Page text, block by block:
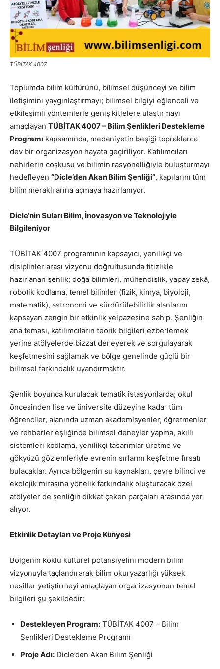
TÜBİTAK 4007
Toplumda bilim kültürünü, bilimsel düşünceyi ve bilim
iletişimini yaygınlaştırmayı; bilimsel bilgiyi eğlenceli ve
etkileşimli yöntemlerle geniş kitlelere ulaştırmayı
amaçlayan TÜBİTAK 4007 – Bilim Şenlikleri Destekleme
Programı kapsamında, medeniyetin beşiği topraklarda
dev bir organizasyon hayata geçiriliyor. Katılımcıları
nehirlerin coşkusu ve bilimin rasyonelliğiyle buluşturmayı
hedefleyen “Dicle’den Akan Bilim Şenliği”, kapılarını tüm
bilim meraklılarına açmaya hazırlanıyor.
Dicle’nin Suları Bilim, İnovasyon ve Teknolojiyle
Bilgileniyor
TÜBİTAK 4007 programının kapsayıcı, yenilikçi ve
disiplinler arası vizyonu doğrultusunda titizlikle
hazırlanan şenlik; doğa bilimleri, mühendislik, yapay zekâ,
robotik kodlama, temel bilimler (fizik, kimya, biyoloji,
matematik), astronomi ve sürdürülebilirlik alanlarını
kapsayan zengin bir etkinlik yelpazesine sahip. Şenliğin
ana teması, katılımcıların teorik bilgileri ezberlemek
yerine atölyelerde bizzat deneyerek ve sorgulayarak
keşfetmesini sağlamak ve bölge genelinde güçlü bir
bilimsel farkındalık uyandırmaktır.
Şenlik boyunca kurulacak tematik istasyonlarda; okul
öncesinden lise ve üniversite düzeyine kadar tüm
öğrenciler, alanında uzman akademisyenler, öğretmenler
ve rehberler eşliğinde bilimsel deneyler yapma, akıllı
sistemleri kodlama, yenilikçi tasarımlar üretme ve
gökyüzü gözlemleriyle evrenin sırlarını keşfetme fırsatı
bulacaklar. Ayrıca bölgenin su kaynakları, çevre bilinci ve
ekolojik mirasına yönelik farkındalık oluşturacak özel
atölyeler de şenliğin dikkat çeken parçaları arasında yer
alıyor.
Etkinlik Detayları ve Proje Künyesi
Bölgenin köklü kültürel potansiyelini modern bilim
vizyonuyla taçlandırarak bilim okuryazarlığı yüksek
nesiller yetiştirmeyi amaçlayan organizasyonun temel
bilgileri şu şekildedir:
Destekleyen Program: TÜBİTAK 4007 – Bilim
Şenlikleri Destekleme Programı
Proje Adı: Dicle’den Akan Bilim Şenliği